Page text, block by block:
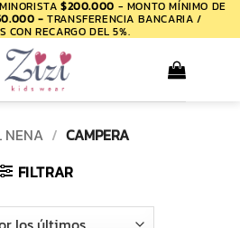
$200.000 - MONTO MÍNIMO DE
- TRANSFERENCIA BANCARIA /
CON RECARGO DEL 5%.
NENA / CAMPERA
FILTRAR